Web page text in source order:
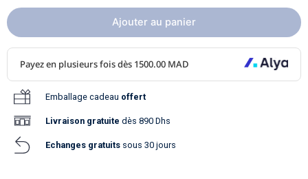
Ajouter au panier
Emballage cadeau offert
Livraison gratuite dès 890 Dhs
Echanges gratuits sous 30 jours